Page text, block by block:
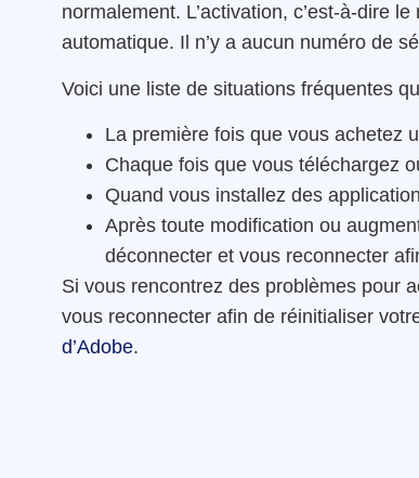
normalement. L’activation, c’est-à-dire
automatique. Il n’y a aucun numéro de
Voici une liste de situations fréquentes
La première fois que vous achetez
Chaque fois que vous téléchargez
Quand vous installez des
Après toute modification ou
déconnecter et vous reconnecter
Si vous rencontrez des problèmes pour
vous reconnecter afin de réinitialiser
d’Adobe.